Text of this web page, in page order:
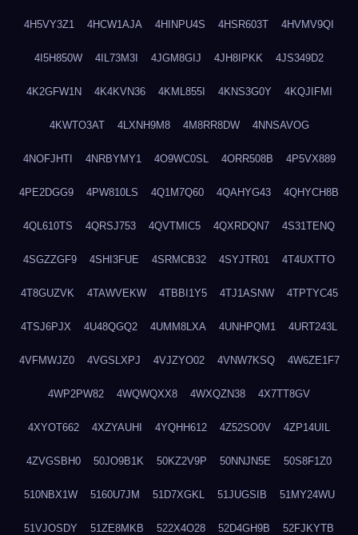
4H5VY3Z1 4HCW1AJA 4HINPU4S 4HSR603T 4HVMV9QI
4I5H850W 4IL73M3I 4JGM8GIJ 4JH8IPKK 4JS349D2
4K2GFW1N 4K4KVN36 4KML855I 4KNS3G0Y 4KQJIFMI
4KWTO3AT 4LXNH9M8 4M8RR8DW 4NNSAVOG
4NOFJHTI 4NRBYMY1 4O9WC0SL 4ORR508B 4P5VX889
4PE2DGG9 4PW810LS 4Q1M7Q60 4QAHYG43 4QHYCH8B
4QL610TS 4QRSJ753 4QVTMIC5 4QXRDQN7 4S31TENQ
4SGZZGF9 4SHI3FUE 4SRMCB32 4SYJTR01 4T4UXTTO
4T8GUZVK 4TAWVEKW 4TBBI1Y5 4TJ1ASNW 4TPTYC45
4TSJ6PJX 4U48QGQ2 4UMM8LXA 4UNHPQM1 4URT243L
4VFMWJZ0 4VGSLXPJ 4VJZYO02 4VNW7KSQ 4W6ZE1F7
4WP2PW82 4WQWQXX8 4WXQZN38 4X7TT8GV
4XYOT662 4XZYAUHI 4YQHH612 4Z52SO0V 4ZP14UIL
4ZVGSBH0 50JO9B1K 50KZ2V9P 50NNJN5E 50S8F1Z0
510NBX1W 5160U7JM 51D7XGKL 51JUGSIB 51MY24WU
51VJOSDY 51ZE8MKB 522X4O28 52D4GH9B 52FJKYTB